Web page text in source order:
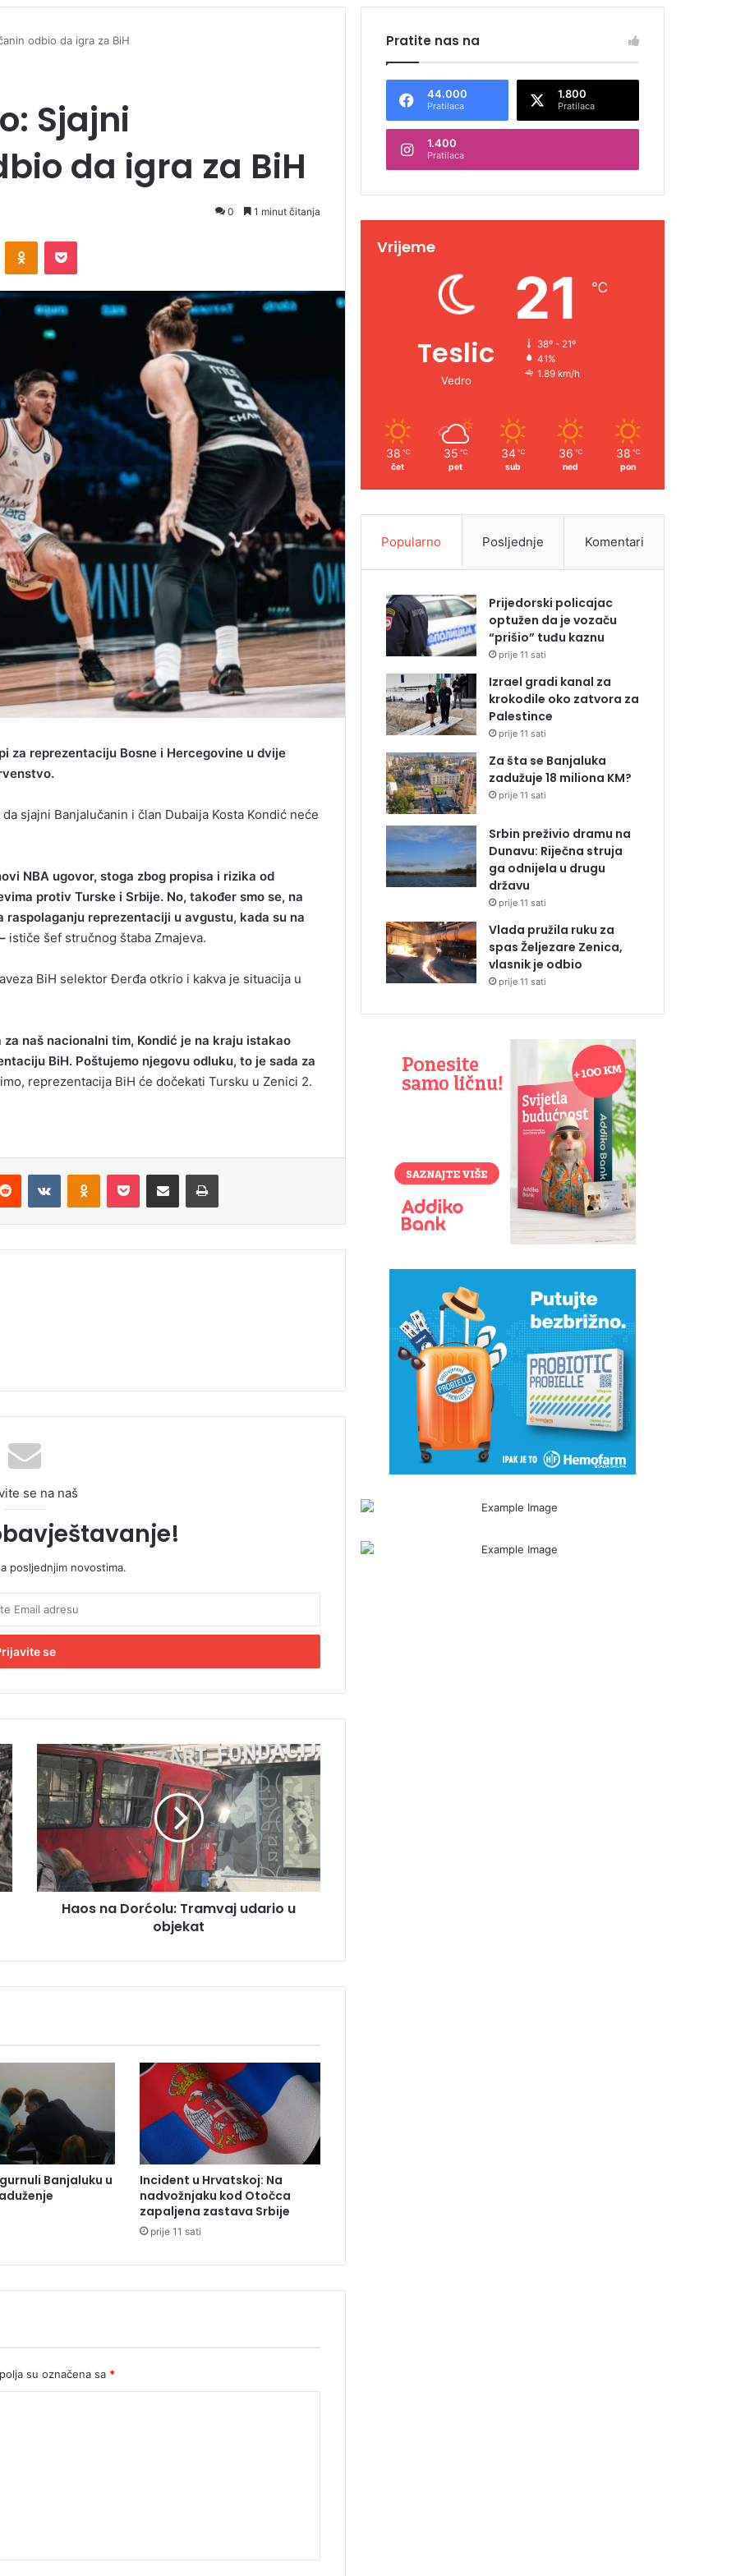
odbio da igra za BiH
Sjajni
da igra za BiH
0 1 minut čitanja
za reprezentaciju Bosne i Hercegovine u dvije
sjajni Banjalučanin i član Dubaija Kosta Kondić neće
NBA ugovor, stoga zbog propisa i rizika od
protiv Turske i Srbije. No, također smo se, na
reprezentaciji u avgustu, kada su na
ističe šef stručnog štaba Zmajeva.
BiH selektor Đerđa otkrio i kakva je situacija u
naš nacionalni tim, Kondić je na kraju istakao
BiH. Poštujemo njegovu odluku, to je sada za
reprezentacija BiH će dočekati Tursku u Zenici 2.
se na naš
posljednjim novostima.
H
a
o
s
n
D
o
r
u
m
v
j
u
a
r
i
o
j
Haos na Dorćolu: Tramvaj udario u
objekat
gurnuli Banjaluku u
Incident u Hrvatskoj: Na
nadvožnjaku kod Otočca
zapaljena zastava Srbije
prije 11 sati
su označena sa *
Pratite nas na
44.000
Pratilaca
1.800
Pratilaca
1.400
Pratilaca
Vrijeme
Teslic
Vedro
21 ℃
38º - 21º
41%
1.89 km/h
38 ℃
čet
35 ℃
pet
34 ℃
sub
36 ℃
ned
38 ℃
pon
Popularno Posljednje Komentari
Prijedorski policajac
optužen da je vozaču
“prišio” tuđu kaznu
prije 11 sati
Izrael gradi kanal za
krokodile oko zatvora za
Palestince
prije 11 sati
Za šta se Banjaluka
zadužuje 18 miliona KM?
prije 11 sati
Srbin preživio dramu na
Dunavu: Riječna struja
ga odnijela u drugu
državu
prije 11 sati
Vlada pružila ruku za
spas Željezare Zenica,
vlasnik je odbio
prije 11 sati